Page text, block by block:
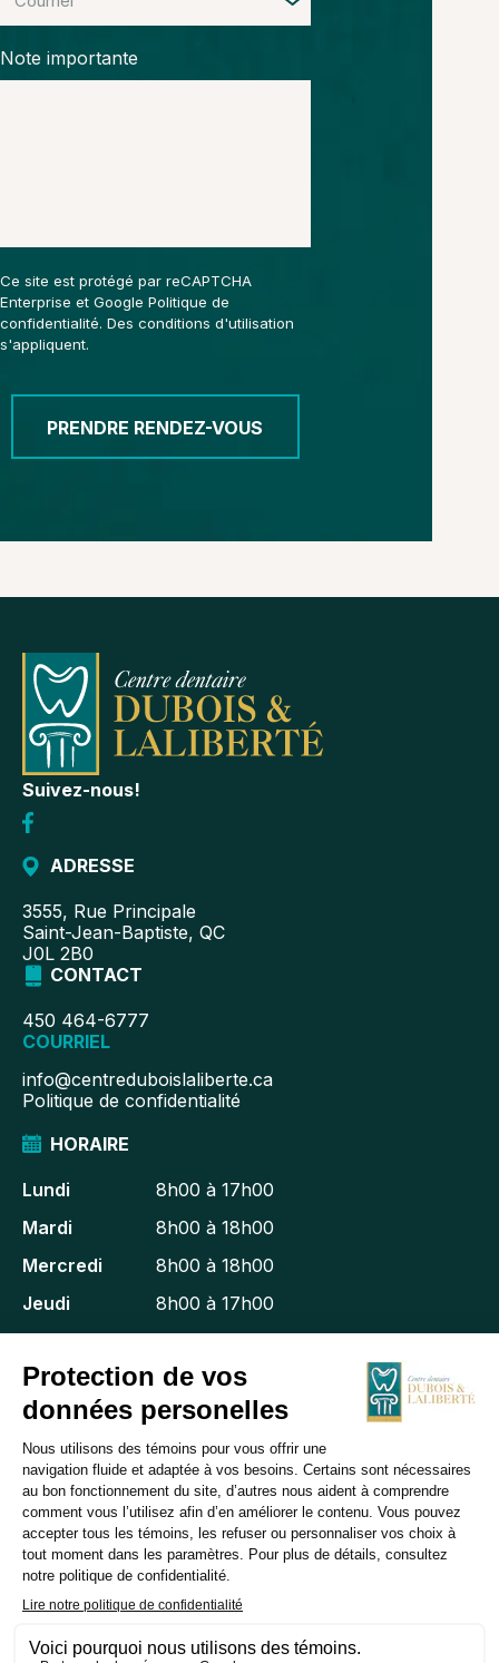
Note importante
Ce site est protégé par reCAPTCHA
Enterprise et Google Politique de
confidentialité. Des conditions d'utilisation
s'appliquent.
PRENDRE RENDEZ-VOUS
Suivez-nous!
ADRESSE
3555, Rue Principale
Saint-Jean-Baptiste, QC
J0L 2B0
CONTACT
450 464-6777
COURRIEL
info@centreduboislaliberte.ca
Politique de confidentialité
HORAIRE
Lundi
8h00 à 17h00
Mardi
8h00 à 18h00
Mercredi
8h00 à 18h00
Jeudi
8h00 à 17h00
Samedi
Fermé
Dimanche
Fermé
NAVIGATION
Clinique
Équipe
Services
Info patient
Contact